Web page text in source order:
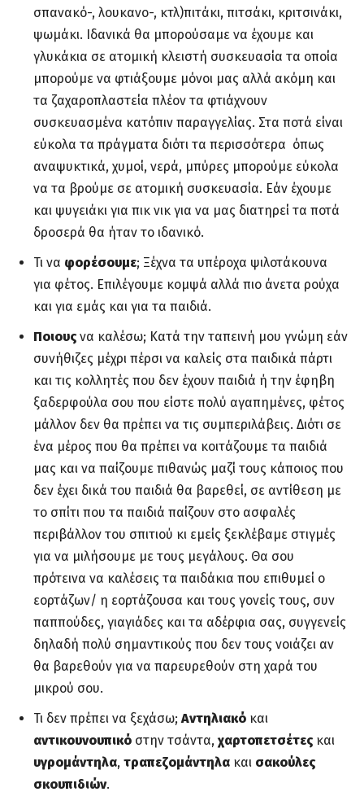
σπανακό-, λουκανο-, κτλ)πιτάκι, πιτσάκι, κριτσινάκι,
ψωμάκι. Ιδανικά θα μπορούσαμε να έχουμε και
γλυκάκια σε ατομική κλειστή συσκευασία τα οποία
μπορούμε να φτιάξουμε μόνοι μας αλλά ακόμη και
τα ζαχαροπλαστεία πλέον τα φτιάχνουν
συσκευασμένα κατόπιν παραγγελίας. Στα ποτά είναι
εύκολα τα πράγματα διότι τα περισσότερα όπως
αναψυκτικά, χυμοί, νερά, μπύρες μπορούμε εύκολα
να τα βρούμε σε ατομική συσκευασία. Εάν έχουμε
και ψυγειάκι για πικ νικ για να μας διατηρεί τα ποτά
δροσερά θα ήταν το ιδανικό.
Τι να φορέσουμε; Ξέχνα τα υπέροχα ψιλοτάκουνα
για φέτος. Επιλέγουμε κομψά αλλά πιο άνετα ρούχα
και για εμάς και για τα παιδιά.
Ποιουςνα καλέσω; Κατά την ταπεινή μου γνώμη εάν
συνήθιζες μέχρι πέρσι να καλείς στα παιδικά πάρτι
και τις κολλητές που δεν έχουν παιδιά ή την έφηβη
ξαδερφούλα σου που είστε πολύ αγαπημένες, φέτος
μάλλον δεν θα πρέπει να τις συμπεριλάβεις. Διότι σε
ένα μέρος που θα πρέπει να κοιτάζουμε τα παιδιά
μας και να παίζουμε πιθανώς μαζί τους κάποιος που
δεν έχει δικά του παιδιά θα βαρεθεί, σε αντίθεση με
το σπίτι που τα παιδιά παίζουν στο ασφαλές
περιβάλλον του σπιτιού κι εμείς ξεκλέβαμε στιγμές
για να μιλήσουμε με τους μεγάλους. Θα σου
πρότεινα να καλέσεις τα παιδάκια που επιθυμεί ο
εορτάζων/ η εορτάζουσα και τους γονείς τους, συν
παππούδες, γιαγιάδες και τα αδέρφια σας, συγγενείς
δηλαδή πολύ σημαντικούς που δεν τους νοιάζει αν
θα βαρεθούν για να παρευρεθούν στη χαρά του
μικρού σου.
Τι δεν πρέπει να ξεχάσω;Αντηλιακό και
αντικουνουπικό στην τσάντα, χαρτοπετσέτεςκαι
υγρομάντηλα, τραπεζομάντηλα και σακούλες
σκουπιδιών.